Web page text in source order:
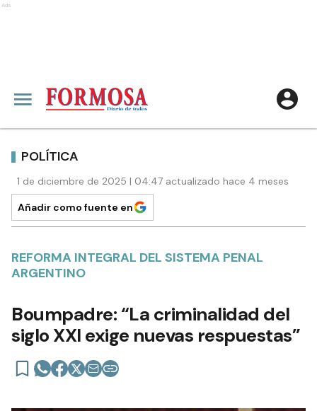
Ads
POLÍTICA
1 de diciembre de 2025 | 04:47 actualizado hace 4 meses
Añadir como fuente en
REFORMA INTEGRAL DEL SISTEMA PENAL
ARGENTINO
Boumpadre: “La criminalidad del
siglo XXI exige nuevas respuestas”